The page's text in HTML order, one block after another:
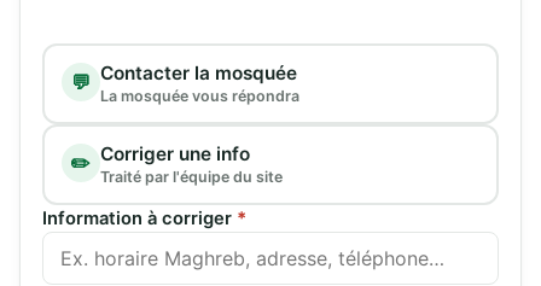
Type de demande
💬 Contacter la mosquée
La mosquée vous répondra
✏️ Corriger une info
Traité par l'équipe du site
Information à corriger *